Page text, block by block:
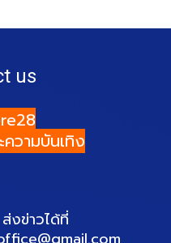
us
ความบันเทิง
งข่าวได้ที่